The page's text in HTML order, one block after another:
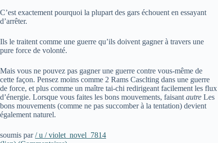
C’est exactement pourquoi la plupart des gars échouent en essayant
d’arrêter.
Ils le traitent comme une guerre qu’ils doivent gagner à travers une
pure force de volonté.
Mais vous ne pouvez pas gagner une guerre contre vous-même de
cette façon. Pensez moins comme 2 Rams Casclting dans une guerre
de force, et plus comme un maître tai-chi redirigeant facilement les flux
d’énergie. Lorsque vous faites les bons mouvements, faisant autre Les
bons mouvements (comme ne pas succomber à la tentation) devient
également naturel.
soumis par/ u / violet_novel_7814